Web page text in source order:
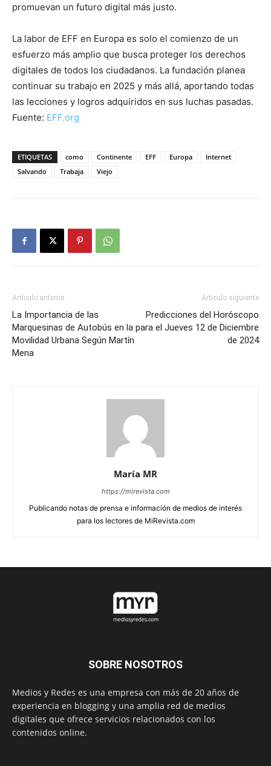
promuevan un futuro digital más justo.
La labor de EFF en Europa es solo el comienzo de un
esfuerzo más amplio que busca proteger los derechos
digitales de todos los ciudadanos. La fundación planea
continuar su trabajo en 2025 y más allá, aportando todas
las lecciones y logros adquiridos en sus luchas pasadas.
Fuente: EFF.org
ETIQUETAS como Continente EFF Europa
Internet
Salvando
Trabaja Viejo
Artículo anterior
La Importancia de las
Marquesinas de Autobús en la
Movilidad Urbana Según Martín
Mena
Artículo siguiente
Predicciones del Horóscopo
para el Jueves 12 de Diciembre
de 2024
María MR
https://mirevista.com
Publicando notas de prensa e información de medios de interés
para los lectores de MiRevista.com
SOBRE NOSOTROS
Medios y Redes es una empresa con más de 20 años de
experiencia en blogging y una amplia red de medios
digitales que ofrece servicios relacionados con los
contenidos online.